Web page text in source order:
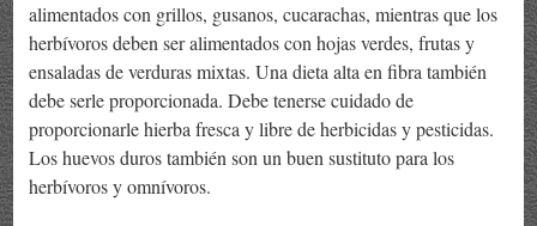
alimentados con grillos, gusanos, cucarachas, mientras que los
herbívoros deben ser alimentados con hojas verdes, frutas y
ensaladas de verduras mixtas. Una dieta alta en fibra también
debe serle proporcionada. Debe tenerse cuidado de
proporcionarle hierba fresca y libre de herbicidas y pesticidas.
Los huevos duros también son un buen sustituto para los
herbívoros y omnívoros.